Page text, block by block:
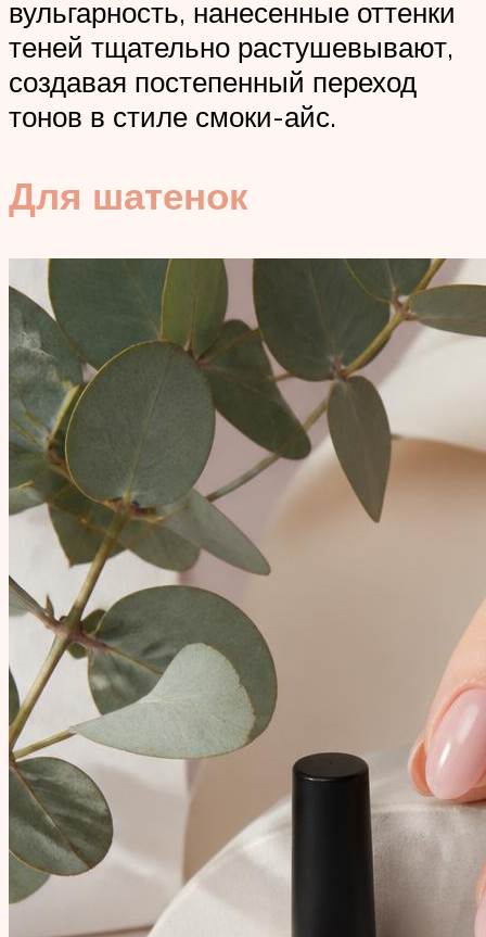
вульгарность, нанесенные оттенки
теней тщательно растушевывают,
создавая постепенный переход
тонов в стиле смоки-айс.
Для шатенок